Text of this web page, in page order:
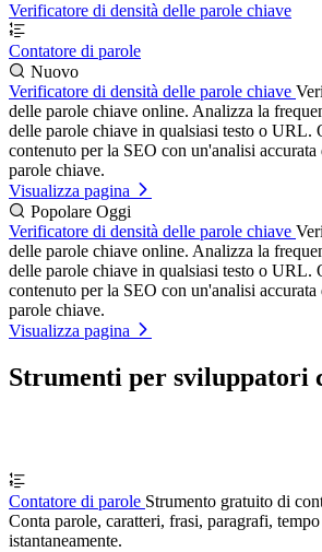
Verificatore di densità delle parole chiave
Contatore di parole
Nuovo
Verificatore di densità delle parole chiave
delle parole chiave online. Analizza la
delle parole chiave in qualsiasi testo o URL.
contenuto per la SEO con un'analisi accurata
parole chiave.
Visualizza pagina
Popolare Oggi
Verificatore di densità delle parole chiave
delle parole chiave online. Analizza la
delle parole chiave in qualsiasi testo o URL.
contenuto per la SEO con un'analisi accurata
parole chiave.
Visualizza pagina
Strumenti per sviluppatori
Contatore di parole Strumento gratuito di
Conta parole, caratteri, frasi, paragrafi,
istantaneamente.